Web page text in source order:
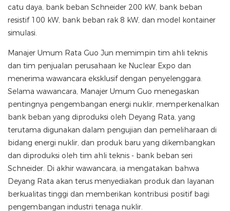
catu daya, bank beban Schneider 200 kW, bank beban
resistif 100 kW, bank beban rak 8 kW, dan model kontainer
simulasi.
Manajer Umum Rata Guo Jun memimpin tim ahli teknis
dan tim penjualan perusahaan ke Nuclear Expo dan
menerima wawancara eksklusif dengan penyelenggara.
Selama wawancara, Manajer Umum Guo menegaskan
pentingnya pengembangan energi nuklir, memperkenalkan
bank beban yang diproduksi oleh Deyang Rata, yang
terutama digunakan dalam pengujian dan pemeliharaan di
bidang energi nuklir, dan produk baru yang dikembangkan
dan diproduksi oleh tim ahli teknis - bank beban seri
Schneider. Di akhir wawancara, ia mengatakan bahwa
Deyang Rata akan terus menyediakan produk dan layanan
berkualitas tinggi dan memberikan kontribusi positif bagi
pengembangan industri tenaga nuklir.